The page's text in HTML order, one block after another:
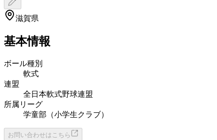
滋賀県
基本情報
ボール種別
軟式
連盟
全日本軟式野球連盟
所属リーグ
学童部（小学生クラブ）
お問い合わせはこちら